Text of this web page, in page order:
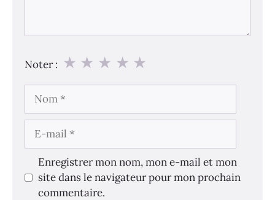
Noter : ★
★
★
★
★
mail
Enregistrer mon nom, mon e-mail et mon
site dans le navigateur pour mon prochain
commentaire.